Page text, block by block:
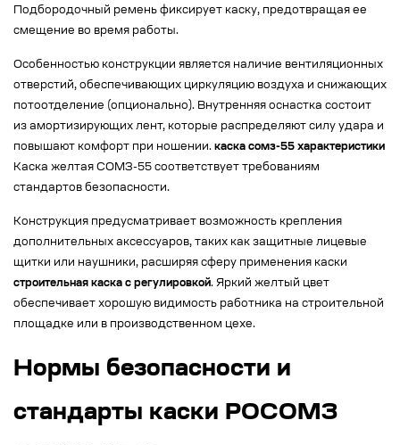
Подбородочный ремень фиксирует каску, предотвращая ее
смещение во время работы.
Особенностью конструкции является наличие вентиляционных
отверстий, обеспечивающих циркуляцию воздуха и снижающих
потоотделение (опционально). Внутренняя оснастка состоит
из амортизирующих лент, которые распределяют силу удара и
повышают комфорт при ношении. каска сомз-55 характеристики
Каска желтая СОМЗ-55 соответствует требованиям
стандартов безопасности.
Конструкция предусматривает возможность крепления
дополнительных аксессуаров, таких как защитные лицевые
щитки или наушники, расширяя сферу применения каски
строительная каска с регулировкой. Яркий желтый цвет
обеспечивает хорошую видимость работника на строительной
площадке или в производственном цехе.
Нормы безопасности и
стандарты каски РОСОМЗ